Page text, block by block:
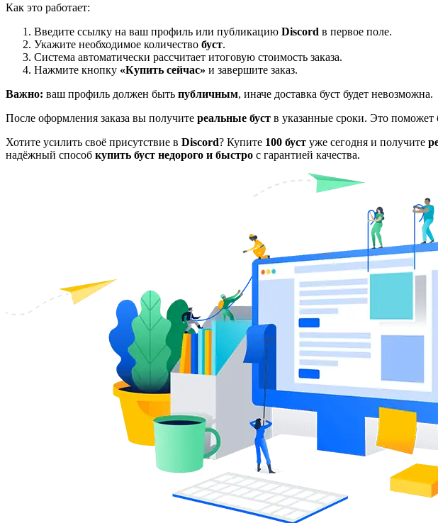
Как это работает:
Введите ссылку на ваш профиль или публикацию Discord в первое поле.
Укажите необходимое количество буст.
Система автоматически рассчитает итоговую стоимость заказа.
Нажмите кнопку «Купить сейчас» и завершите заказ.
Важно: ваш профиль должен быть публичным, иначе доставка буст будет невозможна.
После оформления заказа вы получите реальные буст в указанные сроки. Это поможет
Хотите усилить своё присутствие в Discord? Купите 100 буст уже сегодня и получите
надёжный способ купить буст недорого и быстро с гарантией качества.